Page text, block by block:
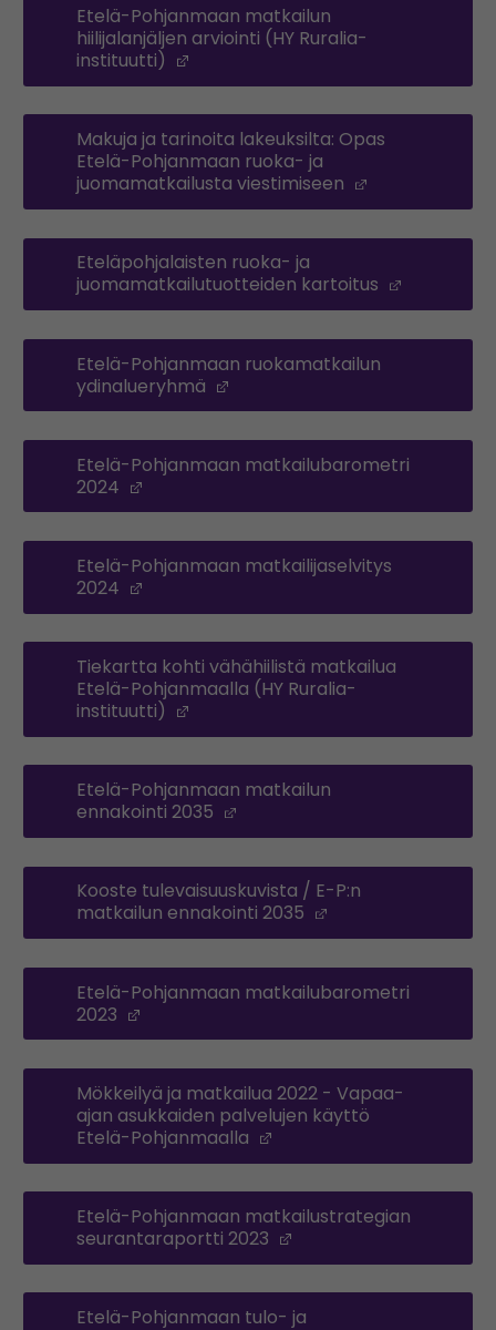
Etelä-Pohjanmaan matkailun
hiilijalanjäljen arviointi (HY Ruralia-
instituutti)
Makuja ja tarinoita lakeuksilta: Opas
Etelä-Pohjanmaan ruoka- ja
juomamatkailusta viestimiseen
Eteläpohjalaisten ruoka- ja
juomamatkailutuotteiden kartoitus
Etelä-Pohjanmaan ruokamatkailun
ydinalueryhmä
Etelä-Pohjanmaan matkailubarometri
2024
Etelä-Pohjanmaan matkailijaselvitys
2024
Tiekartta kohti vähähiilistä matkailua
Etelä-Pohjanmaalla (HY Ruralia-
instituutti)
Etelä-Pohjanmaan matkailun
ennakointi 2035
Kooste tulevaisuuskuvista / E-P:n
matkailun ennakointi 2035
Etelä-Pohjanmaan matkailubarometri
2023
Mökkeilyä ja matkailua 2022 - Vapaa-
ajan asukkaiden palvelujen käyttö
Etelä-Pohjanmaalla
Etelä-Pohjanmaan matkailustrategian
seurantaraportti 2023
Etelä-Pohjanmaan tulo- ja